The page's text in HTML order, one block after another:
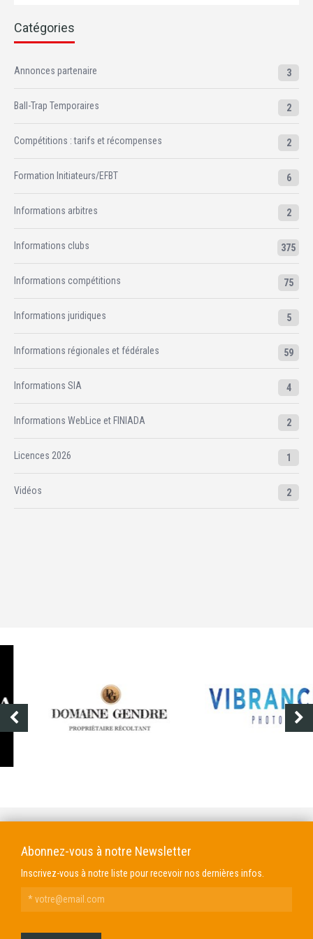
Catégories
Annonces partenaire 3
Ball-Trap Temporaires 2
Compétitions : tarifs et récompenses 2
Formation Initiateurs/EFBT 6
Informations arbitres 2
Informations clubs 375
Informations compétitions 75
Informations juridiques 5
Informations régionales et fédérales 59
Informations SIA 4
Informations WebLice et FINIADA 2
Licences 2026 1
Vidéos 2
Abonnez-vous à notre Newsletter
Inscrivez-vous à notre liste pour recevoir nos dernières infos.